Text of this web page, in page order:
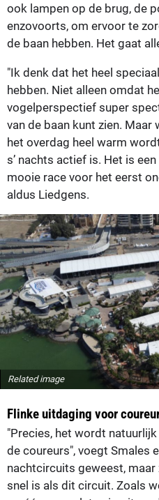
ook lampen op de brug, de
enzovoorts, om ervoor te
de baan hebben. Het gaat
"Ik denk dat het heel
hebben. Niet alleen omdat
vogelperspectief super
van de baan kunt zien. Maar
het overdag heel warm
s’ nachts actief is. Het is
mooie race voor het eerst
aldus Liedgens.
Related image
Flinke uitdaging voor
"Precies, het wordt
de coureurs", voegt Smales
nachtcircuits geweest, maar
snel is als dit circuit. Zoals